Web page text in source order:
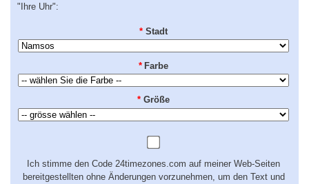
"Ihre Uhr":
* Stadt
* Farbe
* Größe
Ich stimme den Code 24timezones.com auf meiner Web-Seiten
bereitgestellten ohne Änderungen vorzunehmen, um den Text und